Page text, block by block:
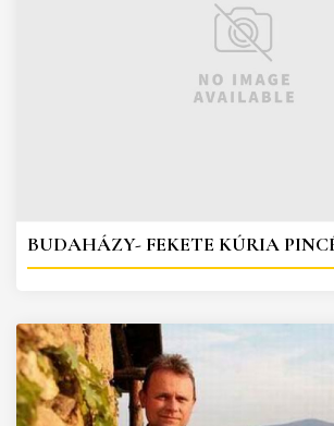
BUDAHÁZY- FEKETE KÚRIA